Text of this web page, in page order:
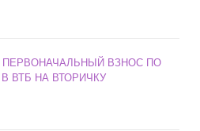
ВЗНОС ПО
ВТБ НА ВТОРИЧКУ